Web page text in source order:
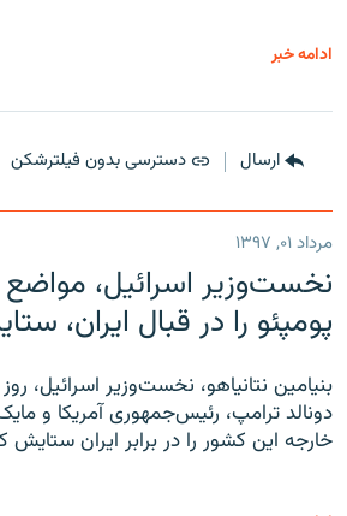
ادامه خبر
ارسال دسترسی بدون فیلترشکن
مرداد ۰۱, ۱۳۹۷
نخست‌وزیر اسرائیل،
پومپئو را در قبال ایران،
بنیامین نتانیاهو، نخست‌وزیر اسرائیل،
دونالد ترامپ، رئیس‌جمهوری آمریکا و
خارجه این کشور را در برابر ایران ستایش